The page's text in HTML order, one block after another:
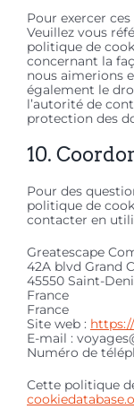
Pour exercer
Veuillez vous
politique de
concernant la
nous aimerions
également le
l’autorité de
protection des
10.
Pour des
politique de
contacter en
Greatescape
42A blvd Grand
45550 Saint-
France
France
Site web :
E-mail :
Numéro de
Cette politique